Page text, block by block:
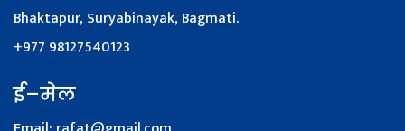
Bhaktapur, Suryabinayak, Bagmati.
+977 98127540123
ई–मेल